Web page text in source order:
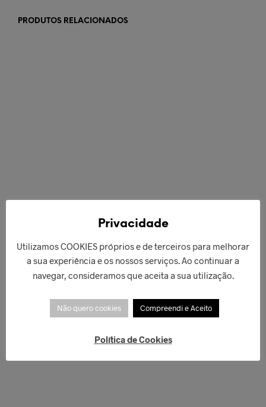
PRODUTOS RELACIONADOS
ADICIONAR
Privacidade
Utilizamos COOKIES próprios e de terceiros para melhorar
a sua experiência e os nossos serviços. Ao continuar a
navegar, consideramos que aceita a sua utilização.
Não quero cookies Compreendi e Aceito
Política de Cookies